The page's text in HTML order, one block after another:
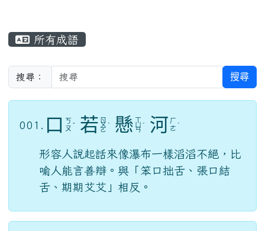
所有成語
搜尋： 搜尋
001. 口
ㄎ
ㄡ ˇ 若 ㄖ
ㄨ
ㄛ
ˋ 懸 ㄩ
ㄢ
ˊ 河 ㄏ
ㄜ ˊ
形容人說起話來像瀑布一樣滔滔不絕，比
喻人能言善辯。與「笨口拙舌、張口結
舌、期期艾艾」相反。